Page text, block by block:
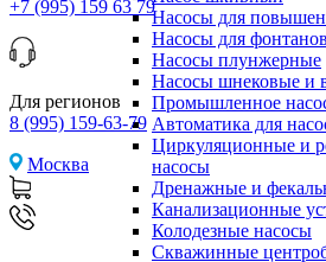
+7 (995) 159 63 79
Для регионов
8 (995) 159-63-79
Москва
Насосы для
Насосы для фонтанов
Насосы плунжерные
Насосы шнековые и
Промышленное
Автоматика для
Циркуляционные и
насосы
Дренажные и
Канализационные
Колодезные насосы
Скважинные